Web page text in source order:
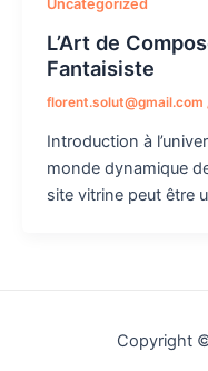
Uncategorized
L’Art de
Fantaisiste
florent.solut@gmail.com
Introduction à
monde dynamique
site vitrine peut être
Copyright